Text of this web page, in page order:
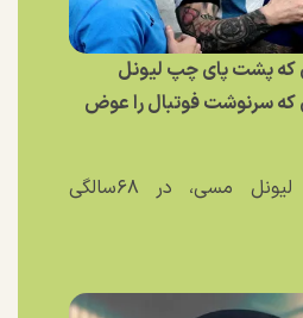
پشت پای چپ لیونل
که سرنوشت فوتبال را عوض
خورخه مسی، پدر لیونل مسی، در ۶۸سالگی